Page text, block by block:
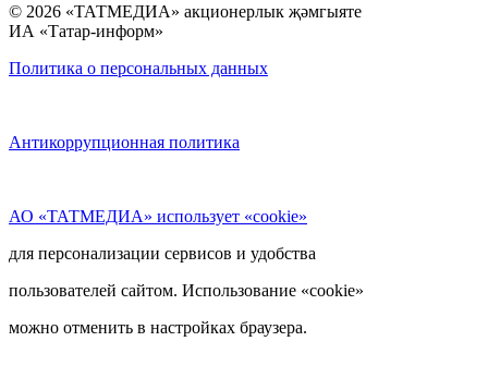
© 2026 «ТАТМЕДИА» акционерлык җәмгыяте
ИА «Татар-информ»
Политика о персональных данных
Антикоррупционная политика
АО «ТАТМЕДИА» использует «cookie»
для персонализации сервисов и удобства
пользователей сайтом. Использование «cookie»
можно отменить в настройках браузера.